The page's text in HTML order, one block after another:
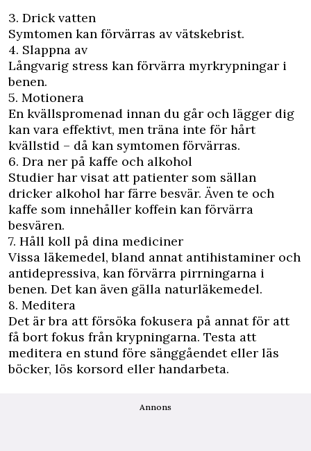
3. Drick vatten
Symtomen kan förvärras av vätskebrist.
4. Slappna av
Långvarig stress kan förvärra myrkrypningar i
benen.
5. Motionera
En kvällspromenad innan du går och lägger dig
kan vara effektivt, men träna inte för hårt
kvällstid – då kan symtomen förvärras.
6. Dra ner på kaffe och alkohol
Studier har visat att patienter som sällan
dricker alkohol har färre besvär. Även te och
kaffe som innehåller koffein kan förvärra
besvären.
7. Håll koll på dina mediciner
Vissa läkemedel, bland annat antihistaminer och
antidepressiva, kan förvärra pirrningarna i
benen. Det kan även gälla naturläkemedel.
8. Meditera
Det är bra att försöka fokusera på annat för att
få bort fokus från krypningarna. Testa att
meditera en stund före sänggåendet eller läs
böcker, lös korsord eller handarbeta.
Annons